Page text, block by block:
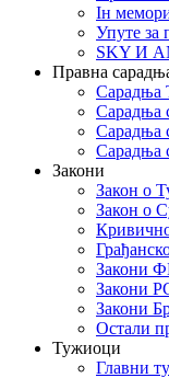
Iн
Упуте
SKY И
Правна
Сарадња
Сарадња
Сарадња
Сарадња
Закони
Закон о
Закон о
Закони
Закони
Закони
Остали
Тужиоци
Главни